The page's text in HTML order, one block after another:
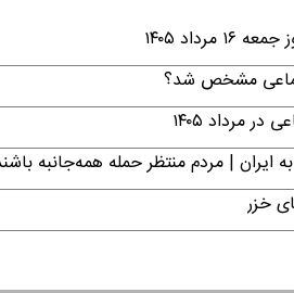
۱۴۰۵
مشخص شد؟
مرداد ۱۴۰۵
| مردم منتظر حمله همه‌جانبه
خزر